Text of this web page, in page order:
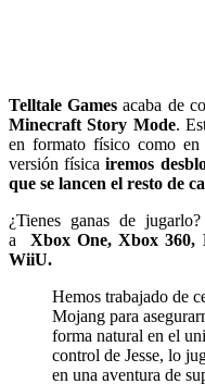
Telltale Games acaba de
Minecraft Story Mode.
en formato físico como
versión físicairemos
que se lancen el resto de
¿Tienes ganas de
a
Xbox One, Xbox 360,
WiiU.
Hemos trabajado de
Mojang para
forma natural en el
control de Jesse, lo
en una aventura de